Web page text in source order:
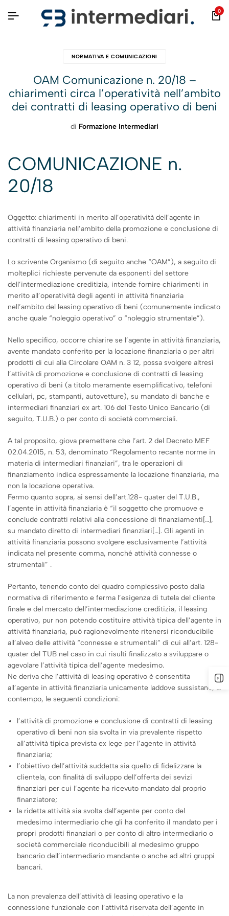
0
NORMATIVA E COMUNICAZIONI
OAM Comunicazione n. 20/18 –
chiarimenti circa l’operatività nell’ambito
dei contratti di leasing operativo di beni
di Formazione Intermediari
COMUNICAZIONE n.
20/18
Oggetto: chiarimenti in merito all’operatività dell’agente in
attività finanziaria nell’ambito della promozione e conclusione di
contratti di leasing operativo di beni.
Lo scrivente Organismo (di seguito anche “OAM”), a seguito di
molteplici richieste pervenute da esponenti del settore
dell’intermediazione creditizia, intende fornire chiarimenti in
merito all’operatività degli agenti in attività finanziaria
nell’ambito del leasing operativo di beni (comunemente indicato
anche quale “noleggio operativo” o “noleggio strumentale”).
Nello specifico, occorre chiarire se l’agente in attività finanziaria,
avente mandato conferito per la locazione finanziaria o per altri
prodotti di cui alla Circolare OAM n. 3 12, possa svolgere altresì
l’attività di promozione e conclusione di contratti di leasing
operativo di beni (a titolo meramente esemplificativo, telefoni
cellulari, pc, stampanti, autovetture), su mandato di banche e
intermediari finanziari ex art. 106 del Testo Unico Bancario (di
seguito, T.U.B.) o per conto di società commerciali.
A tal proposito, giova premettere che l’art. 2 del Decreto MEF
02.04.2015, n. 53, denominato “Regolamento recante norme in
materia di intermediari finanziari”, tra le operazioni di
finanziamento indica espressamente la locazione finanziaria, ma
non la locazione operativa.
Fermo quanto sopra, ai sensi dell’art.128- quater del T.U.B.,
l’agente in attività finanziaria è “il soggetto che promuove e
conclude contratti relativi alla concessione di finanziamenti[…],
su mandato diretto di intermediari finanziari[…]. Gli agenti in
attività finanziaria possono svolgere esclusivamente l’attività
indicata nel presente comma, nonché attività connesse o
strumentali” .
Pertanto, tenendo conto del quadro complessivo posto dalla
normativa di riferimento e ferma l’esigenza di tutela del cliente
finale e del mercato dell’intermediazione creditizia, il leasing
operativo, pur non potendo costituire attività tipica dell’agente in
attività finanziaria, può ragionevolmente ritenersi riconducibile
all’alveo delle attività “connesse e strumentali” di cui all’art. 128-
quater del TUB nel caso in cui risulti finalizzato a sviluppare o
agevolare l’attività tipica dell’agente medesimo.
Ne deriva che l’attività di leasing operativo è consentita
all’agente in attività finanziaria unicamente laddove sussistano, al
contempo, le seguenti condizioni:
l’attività di promozione e conclusione di contratti di leasing
operativo di beni non sia svolta in via prevalente rispetto
all’attività tipica prevista ex lege per l’agente in attività
finanziaria;
l’obiettivo dell’attività suddetta sia quello di fidelizzare la
clientela, con finalità di sviluppo dell’offerta dei sevizi
finanziari per cui l’agente ha ricevuto mandato dal proprio
finanziatore;
la ridetta attività sia svolta dall’agente per conto del
medesimo intermediario che gli ha conferito il mandato per i
propri prodotti finanziari o per conto di altro intermediario o
società commerciale riconducibili al medesimo gruppo
bancario dell’intermediario mandante o anche ad altri gruppi
bancari.
La non prevalenza dell’attività di leasing operativo e la
connessione funzionale con l’attività riservata dell’agente in